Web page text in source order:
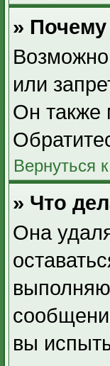
» Почему
или
Он также
Вернуться
» Что
Она
вы